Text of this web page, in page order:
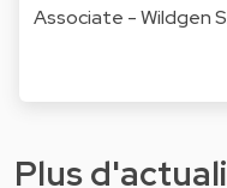
Associate - Wildgen
Plus